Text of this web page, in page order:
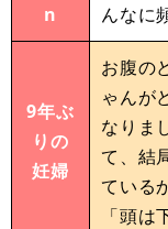
n
んなに
9年ぶ
りの
妊婦
お腹の
ゃんが
なりま
て、結
ている
「頭は